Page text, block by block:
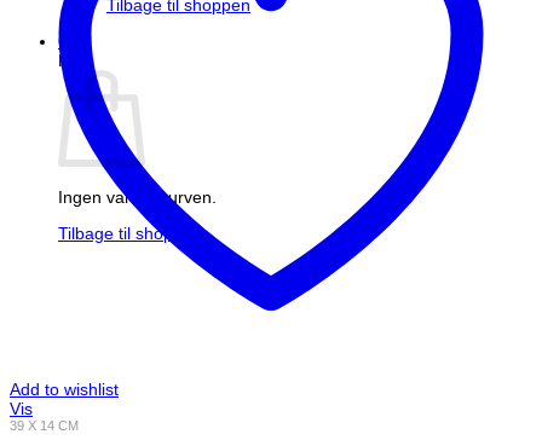
Tilbage til shoppen
0
Kurv
Ingen varer i kurven.
Tilbage til shoppen
Add to wishlist
Vis
39 X 14 CM